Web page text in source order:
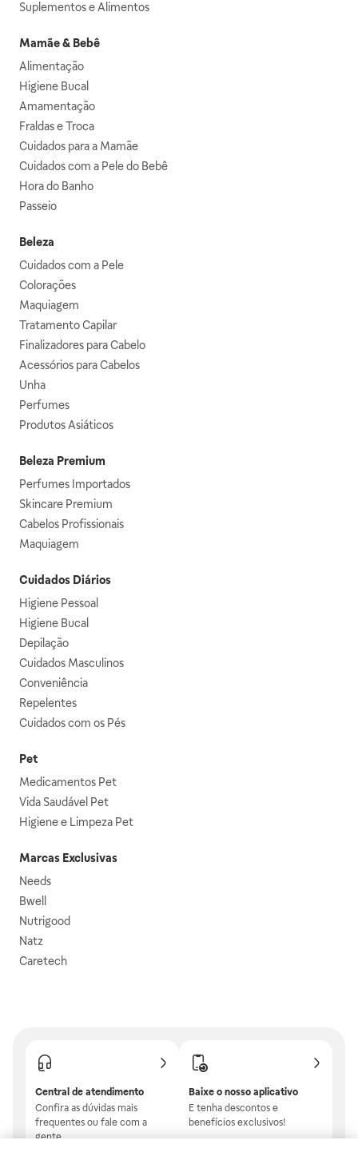
Suplementos e Alimentos
Mamãe & Bebê
Alimentação
Higiene Bucal
Amamentação
Fraldas e Troca
Cuidados para a Mamãe
Cuidados com a Pele do Bebê
Hora do Banho
Passeio
Beleza
Cuidados com a Pele
Colorações
Maquiagem
Tratamento Capilar
Finalizadores para Cabelo
Acessórios para Cabelos
Unha
Perfumes
Produtos Asiáticos
Beleza Premium
Perfumes Importados
Skincare Premium
Cabelos Profissionais
Maquiagem
Cuidados Diários
Higiene Pessoal
Higiene Bucal
Depilação
Cuidados Masculinos
Conveniência
Repelentes
Cuidados com os Pés
Pet
Medicamentos Pet
Vida Saudável Pet
Higiene e Limpeza Pet
Marcas Exclusivas
Needs
Bwell
Nutrigood
Natz
Caretech
Central de atendimento
Confira as dúvidas mais
frequentes ou fale com a
gente.
Baixe o nosso aplicativo
E tenha descontos e
benefícios exclusivos!